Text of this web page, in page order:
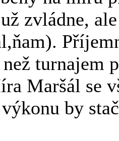
zvládne,
turnajem
Maršál se
by